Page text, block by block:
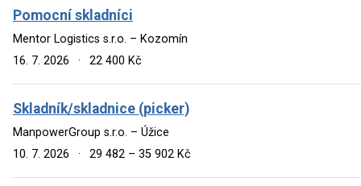
Pomocní skladníci
Mentor Logistics s.r.o. – Kozomín
16. 7. 2026
· 22 400 Kč
Skladník/skladnice (picker)
ManpowerGroup s.r.o. – Úžice
10. 7. 2026
· 29 482 – 35 902 Kč